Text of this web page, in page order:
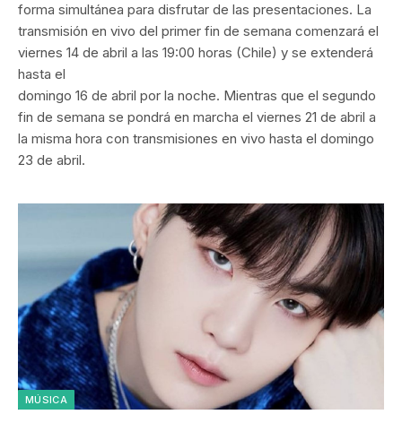
forma simultánea para disfrutar de las presentaciones. La
transmisión en vivo del primer fin de semana comenzará el
viernes 14 de abril a las 19:00 horas (Chile) y se extenderá
hasta el
domingo 16 de abril por la noche. Mientras que el segundo
fin de semana se pondrá en marcha el viernes 21 de abril a
la misma hora con transmisiones en vivo hasta el domingo
23 de abril.
MÚSICA